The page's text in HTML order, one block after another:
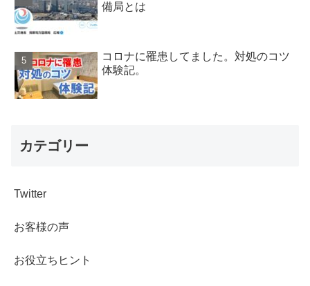
備局とは
コロナに罹患してました。対処のコツ
体験記。
カテゴリー
Twitter
お客様の声
お役立ちヒント